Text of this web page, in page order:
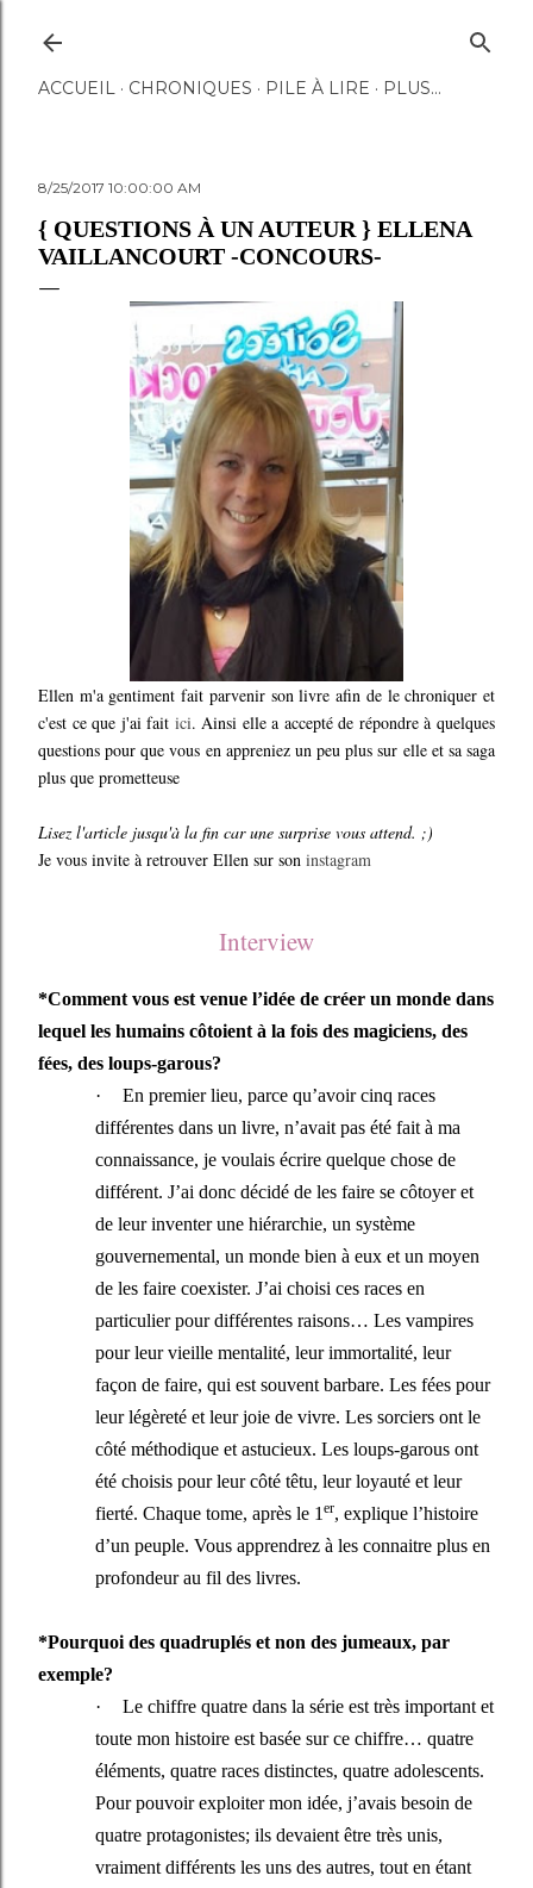
ACCUEIL CHRONIQUES PILE À LIRE PLUS…
8/25/2017 10:00:00 AM
{ QUESTIONS À UN AUTEUR } ELLENA
VAILLANCOURT -CONCOURS-
Ellen m'a gentiment fait parvenir son livre afin de le chroniquer et
c'est ce que j'ai fait ici. Ainsi elle a accepté de répondre à quelques
questions pour que vous en appreniez un peu plus sur elle et sa saga
plus que prometteuse
Lisez l'article jusqu'à la fin car une surprise vous attend. ;)
Je vous invite à retrouver Ellen sur son instagram
Interview
*Comment vous est venue l’idée de créer un monde dans
lequel les humains côtoient à la fois des magiciens, des
fées, des loups-garous?
·
En premier lieu, parce qu’avoir cinq races
différentes dans un livre, n’avait pas été fait à ma
connaissance, je voulais écrire quelque chose de
différent. J’ai donc décidé de les faire se côtoyer et
de leur inventer une hiérarchie, un système
gouvernemental, un monde bien à eux et un moyen
de les faire coexister. J’ai choisi ces races en
particulier pour différentes raisons… Les vampires
pour leur vieille mentalité, leur immortalité, leur
façon de faire, qui est souvent barbare. Les fées pour
leur légèreté et leur joie de vivre. Les sorciers ont le
côté méthodique et astucieux. Les loups-garous ont
été choisis pour leur côté têtu, leur loyauté et leur
fierté. Chaque tome, après le 1er, explique l’histoire
d’un peuple. Vous apprendrez à les connaitre plus en
profondeur au fil des livres.
*Pourquoi des quadruplés et non des jumeaux, par
exemple?
·
Le chiffre quatre dans la série est très important et
toute mon histoire est basée sur ce chiffre… quatre
éléments, quatre races distinctes, quatre adolescents.
Pour pouvoir exploiter mon idée, j’avais besoin de
quatre protagonistes; ils devaient être très unis,
vraiment différents les uns des autres, tout en étant